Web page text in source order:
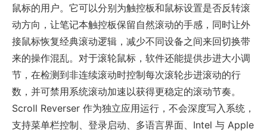
鼠标的用户。它可以分别为触控板和鼠标设置是否反转滚
动方向，让笔记本触控板保留自然滚动的手感，同时让外
接鼠标恢复经典滚动逻辑，减少不同设备之间来回切换带
来的操作混乱。对于滚轮鼠标，软件还能提供步进大小调
节，在检测到非连续滚动时控制每次滚轮步进滚动的行
数，并可禁用系统滚动加速以获得更稳定的滚动节奏。
Scroll Reverser 作为独立应用运行，不会深度写入系统，
支持菜单栏控制、登录启动、多语言界面、Intel 与 Apple